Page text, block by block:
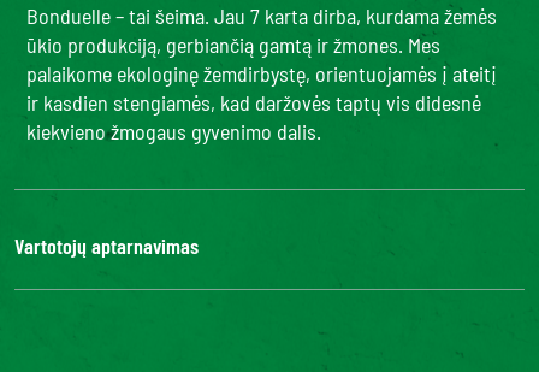
Bonduelle – tai šeima. Jau 7 karta dirba, kurdama žemės
ūkio produkciją, gerbiančią gamtą ir žmones. Mes
palaikome ekologinę žemdirbystę, orientuojamės į ateitį
ir kasdien stengiamės, kad daržovės taptų vis didesnė
kiekvieno žmogaus gyvenimo dalis.
Vartotojų aptarnavimas
Kontaktai